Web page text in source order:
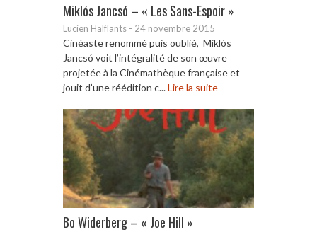
Miklós Jancsó – « Les Sans-Espoir »
Lucien Halflants - 24 novembre 2015
Cinéaste renommé puis oublié, Miklós
Jancsó voit l’intégralité de son œuvre
projetée à la Cinémathèque française et
jouit d’une réédition c...Lire la suite
Bo Widerberg – « Joe Hill »